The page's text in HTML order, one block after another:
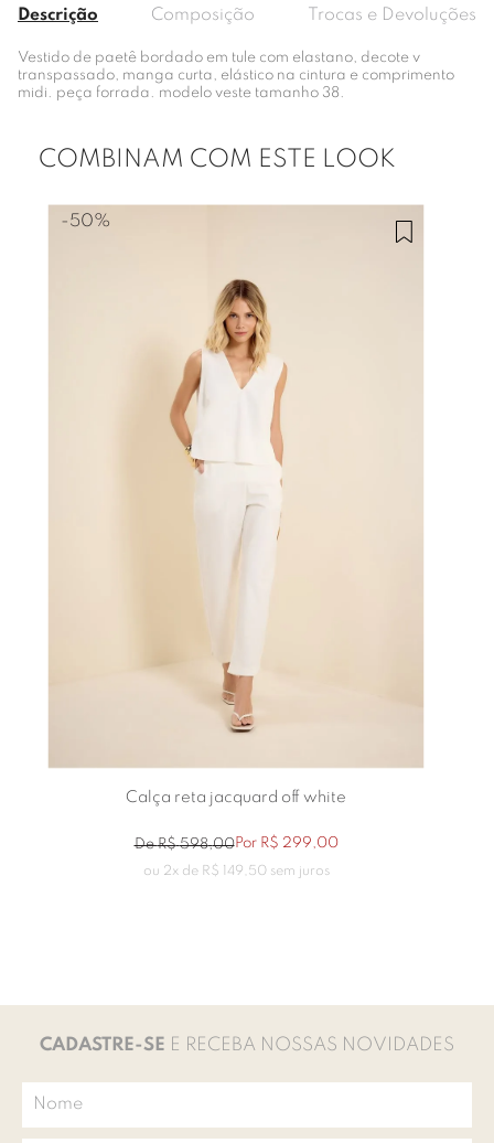
Descrição Composição Trocas e Devoluções
Vestido de paetê bordado em tule com elastano, decote v
transpassado, manga curta, elástico na cintura e comprimento
midi. peça forrada. modelo veste tamanho 38.
COMBINAM COM ESTE LOOK
-50%
Calça reta jacquard off white
DeR$ 598,00Por R$ 299,00
ou 2x de R$ 149 50sem juros
CADASTRE-SE E RECEBA NOSSAS NOVIDADES